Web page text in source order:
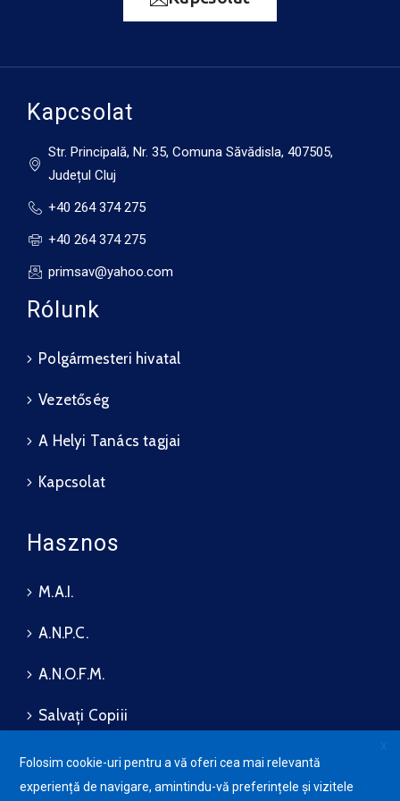
Kapcsolat
Str. Principală, Nr. 35, Comuna Săvădisla, 407505,
Județul Cluj
+40 264 374 275
+40 264 374 275
primsav@yahoo.com
Rólunk
Polgármesteri hivatal
Vezetőség
A Helyi Tanács tagjai
Kapcsolat
Hasznos
M.A.I.
A.N.P.C.
A.N.O.F.M.
Salvați Copiii
Bizalmassági és
X
Folosim cookie-uri pentru a vă oferi cea mai relevantă
experiență de navigare, amintindu-vă preferințele și vizitele